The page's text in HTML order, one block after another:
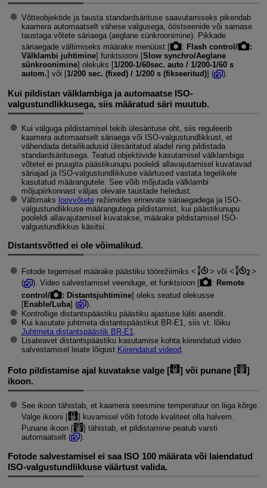
Võtteobjektide ja tausta standardsärituse saavutamiseks pikendab
kaamera automaatselt vähese valgusega, ööstseenide või sarnase
taustaga võtete säriaega (aeglane sünkroonimine). Pikkade
säriaegade vältimiseks määrake menüüst [
: Flash control/
:
Välklambi juhtimine] funktsiooni [Slow synchro/Aeglane
sünkroonimine] olekuks [1/200-1/60sec. auto / 1/200-1/60 s
autom.] või [1/200 sec. (fixed) / 1/200 s (fikseeritud)] ( ).
Kui pildistan välklambiga ja automaatse ISO-
valgustundlikkusega, siis määratud säri muutub.
Kui välguga pildistamisel tekib ülesärituse oht, siis reguleerib
kaamera automaatselt säriaega või ISO-valgustundlikkust, et
vähendada detailikadusid ülesäritatud aladel ning pildistada
standardsäritusega. Teatud objektiivide kasutamisel välklambiga
võtetel ei pruugita päästikunupu pooleldi allavajutamisel kuvatavad
säriajad ja ISO-valgustundlikkuse väärtused vastata tegelikele
kasutatud määrangutele. See võib mõjutada välklambi
mõjupiirkonnast väljas olevate taustade heledust.
Vältimaks loovvõteterežiimides erinevate säriaegadega ja ISO-
valgustundlikkuse määrangutega pildistamist, kui päästikunupu
pooleldi allavajutamisel kuvatakse, määrake pildistamisel ISO-
valgustundlikkus käsitsi.
Distantsvõtted ei ole võimalikud.
Fotode tegemisel määrake päästiku töörežiimiks
või
(
). Video salvestamisel veenduge, et funktsioon [ : Remote
control/
: Distantsjuhtimine] oleks seatud olekusse
[Enable/Luba] (
).
Kontrollige distantspäästiku päästiku ajastuse lüliti asendit.
Kui kasutate juhtmeta distantspäästikut BR-E1
, siis vt. lõiku
Juhtmeta distantspäästik BR-E1
Lisateavet distantspäästiku kasutamise kohta kiirendatud video
salvestamisel leiate lõigust Kiirendatud videod
Foto pildistamise ajal kuvatakse valge [ ] või punane [
]
ikoon.
See ikoon tähistab, et kaamera seesmine temperatuur on liiga kõrge.
Valge ikooni [
] kuvamisel võib fotode kvaliteet olla halvem.
Punane ikoon [
] tähistab, et pildistamine peatub varsti
automaatselt (
).
Fotode salvestamisel ei saa ISO 100 määrata või laiendatud
ISO-valgustundlikkuse väärtust valida.